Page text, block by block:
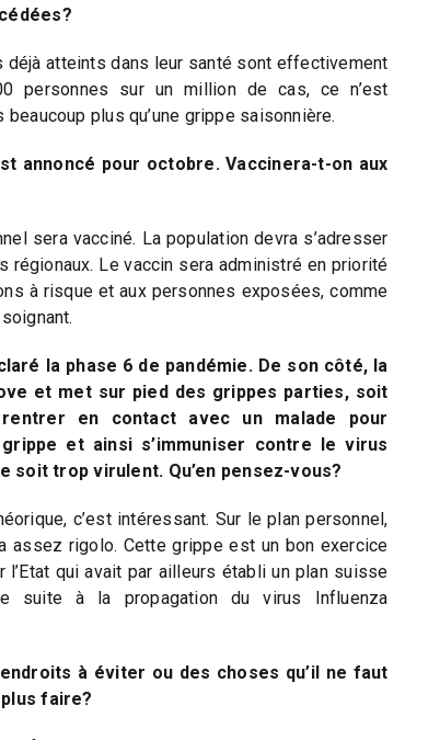
déjà atteints dans leur santé sont effectivement
personnes sur un million de cas, ce n’est
plus qu’une grippe saisonnière.
annoncé pour octobre. Vaccinera-t-on aux
sera vacciné. La population devra s’adresser
régionaux. Le vaccin sera administré en priorité
à risque et aux personnes exposées, comme
la phase 6 de pandémie. De son côté, la
et met sur pied des grippes parties, soit
en contact avec un malade pour
et ainsi s’immuniser contre le virus
soit trop virulent. Qu’en pensez-vous?
c’est intéressant. Sur le plan personnel,
assez rigolo. Cette grippe est un bon exercice
l’Etat qui avait par ailleurs établi un plan suisse
suite à la propagation du virus Influenza
à éviter ou des choses qu’il ne faut
faire?